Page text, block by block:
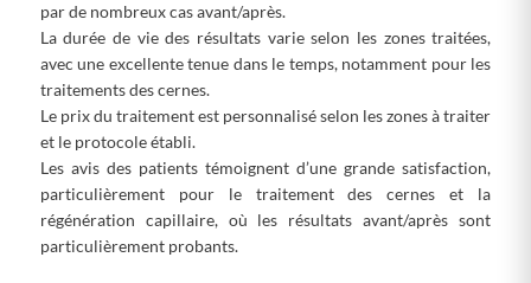
par de nombreux cas avant/après.
La durée de vie des résultats varie selon les zones traitées,
avec une excellente tenue dans le temps, notamment pour les
traitements des cernes.
Le prix du traitement est personnalisé selon les zones à traiter
et le protocole établi.
Les avis des patients témoignent d’une grande satisfaction,
particulièrement pour le traitement des cernes et la
régénération capillaire, où les résultats avant/après sont
particulièrement probants.